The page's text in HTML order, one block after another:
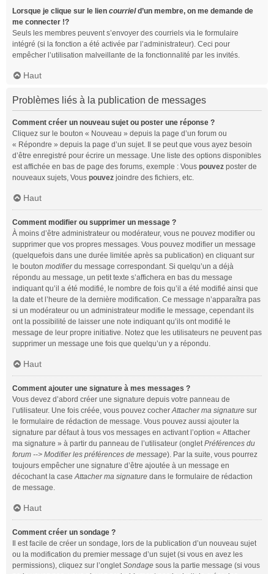
Lorsque je clique sur le lien courrield’un membre, on me demande de
me connecter !?
Seuls les membres peuvent s’envoyer des courriels via le formulaire
intégré (si la fonction a été activée par l’administrateur). Ceci pour
empêcher l’utilisation malveillante de la fonctionnalité par les invités.
Haut
Problèmes liés à la publication de messages
Comment créer un nouveau sujet ou poster une réponse ?
Cliquez sur le bouton « Nouveau » depuis la page d’un forum ou
« Répondre » depuis la page d’un sujet. Il se peut que vous ayez besoin
d’être enregistré pour écrire un message. Une liste des options disponibles
est affichée en bas de page des forums, exemple : Vous pouvez poster de
nouveaux sujets, Vous pouvez joindre des fichiers, etc.
Haut
Comment modifier ou supprimer un message ?
À moins d’être administrateur ou modérateur, vous ne pouvez modifier ou
supprimer que vos propres messages. Vous pouvez modifier un message
(quelquefois dans une durée limitée après sa publication) en cliquant sur
le bouton modifierdu message correspondant. Si quelqu’un a déjà
répondu au message, un petit texte s’affichera en bas du message
indiquant qu’il a été modifié, le nombre de fois qu’il a été modifié ainsi que
la date et l’heure de la dernière modification. Ce message n’apparaîtra pas
si un modérateur ou un administrateur modifie le message, cependant ils
ont la possibilité de laisser une note indiquant qu’ils ont modifié le
message de leur propre initiative. Notez que les utilisateurs ne peuvent pas
supprimer un message une fois que quelqu’un y a répondu.
Haut
Comment ajouter une signature à mes messages ?
Vous devez d’abord créer une signature depuis votre panneau de
l’utilisateur. Une fois créée, vous pouvez cocherAttacher ma signature sur
le formulaire de rédaction de message. Vous pouvez aussi ajouter la
signature par défaut à tous vos messages en activant l’option « Attacher
ma signature » à partir du panneau de l’utilisateur (ongletPréférences du
forum --> Modifier les préférences de message). Par la suite, vous pourrez
toujours empêcher une signature d’être ajoutée à un message en
décochant la caseAttacher ma signature dans le formulaire de rédaction
de message.
Haut
Comment créer un sondage ?
Il est facile de créer un sondage, lors de la publication d’un nouveau sujet
ou la modification du premier message d’un sujet (si vous en avez les
permissions), cliquez sur l’ongletSondage sous la partie message (si vous